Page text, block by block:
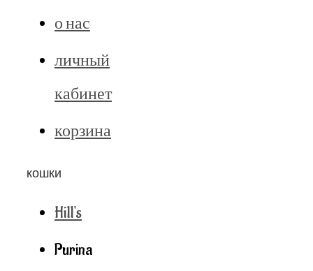
о нас
личный
кабинет
корзина
кошки
Hill's
Purina